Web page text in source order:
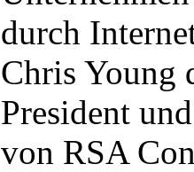
durch
Chris Young
President
von RSA